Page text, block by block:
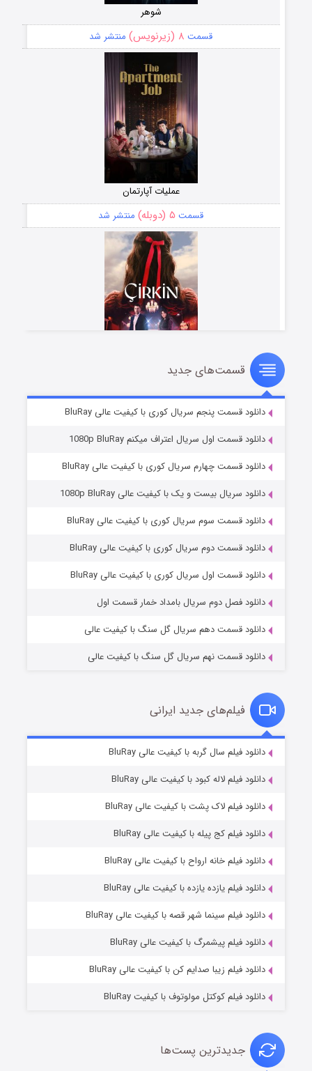
شوهر
قسمت ۸ (زیرنویس) منتشر شد
عملیات آپارتمان
قسمت ۵ (دوبله) منتشر شد
سریال زشت
قسمت۲ (زیرنویس) منتشر شد
مردگان متحرک: شهر مرده ۳
قسمت۲ (زیرنویس) منتشر شد
قسمت۷ (زیرنویس) منتشر شد
قسمت‌های جدید
دانلود قسمت پنجم سریال کوری با کیفیت عالی BluRay
دانلود قسمت اول سریال اعتراف میکنم 1080p BluRay
دانلود قسمت چهارم سریال کوری با کیفیت عالی BluRay
دانلود سریال بیست و یک با کیفیت عالی 1080p BluRay
دانلود قسمت سوم سریال کوری با کیفیت عالی BluRay
دانلود قسمت دوم سریال کوری با کیفیت عالی BluRay
دانلود قسمت اول سریال کوری با کیفیت عالی BluRay
دانلود فصل دوم سریال بامداد خمار قسمت اول
دانلود قسمت دهم سریال گل سنگ با کیفیت عالی
دانلود قسمت نهم سریال گل سنگ با کیفیت عالی
فیلم‌های جدید ایرانی
دانلود فیلم سال گربه با کیفیت عالی BluRay
دانلود فیلم لاله کبود با کیفیت عالی BluRay
دانلود فیلم لاک پشت با کیفیت عالی BluRay
دانلود فیلم کج‌ پیله با کیفیت عالی BluRay
دانلود فیلم خانه ارواح با کیفیت عالی BluRay
دانلود فیلم یازده یازده با کیفیت عالی BluRay
دانلود فیلم سینما شهر قصه با کیفیت عالی BluRay
دانلود فیلم پیشمرگ با کیفیت عالی BluRay
دانلود فیلم زیبا صدایم کن با کیفیت عالی BluRay
دانلود فیلم کوکتل مولوتوف با کیفیت BluRay
جدیدترین پست‌ها